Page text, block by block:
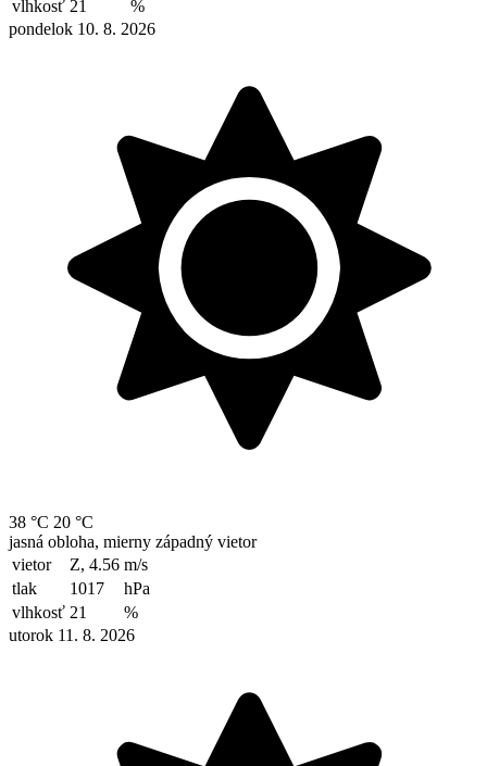
vlhkosť 21
%
pondelok 10. 8. 2026
38 °C 20 °C
jasná obloha, mierny západný vietor
vietor
Z, 4.56 m/s
tlak
1017
hPa
vlhkosť 21
%
utorok 11. 8. 2026